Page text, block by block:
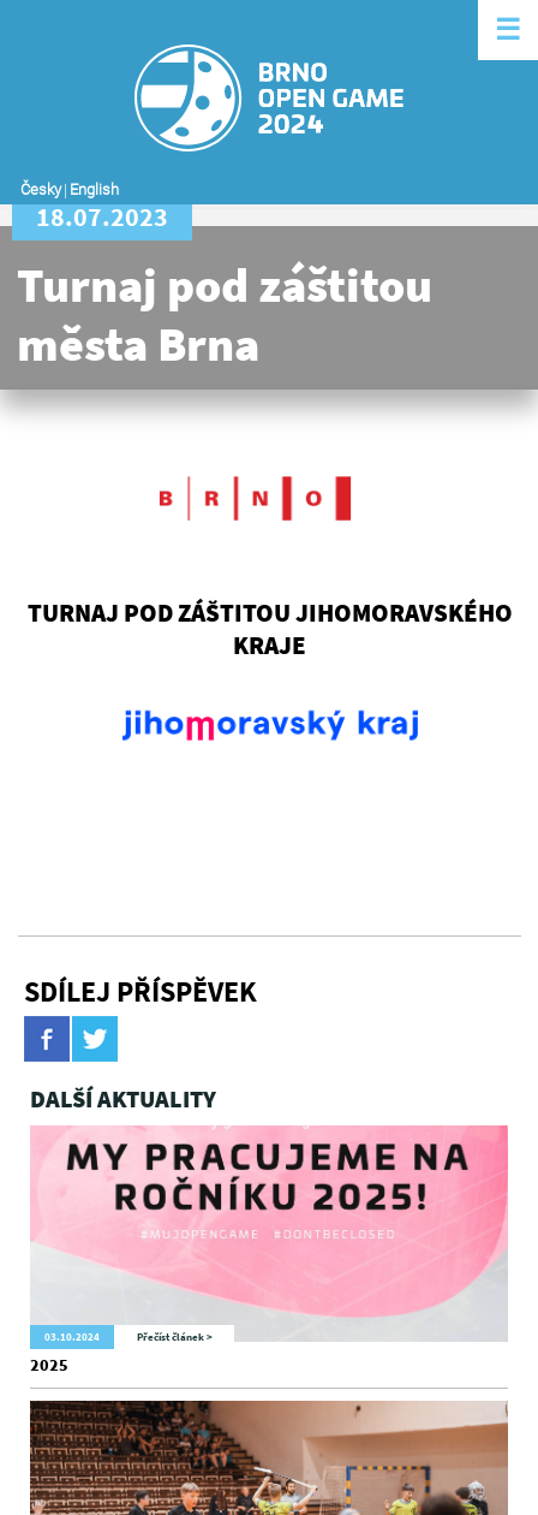
Česky| English
☰
Turnaj pod záštitou
města Brna
18.07.2023
TURNAJ POD ZÁŠTITOU JIHOMORAVSKÉHO
KRAJE
SDÍLEJ PŘÍSPĚVEK
DALŠÍ AKTUALITY
03.10.2024 Přečíst článek >
2025